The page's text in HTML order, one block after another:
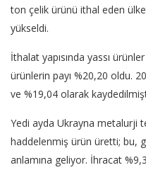
ton çelik ürünü ithal eden
yükseldi.
İthalat yapısında yassı
ürünlerin payı %20,20 oldu.
ve %19,04 olarak
Yedi ayda Ukrayna metalurji
haddelenmiş ürün üretti; bu,
anlamına geliyor. İhracat